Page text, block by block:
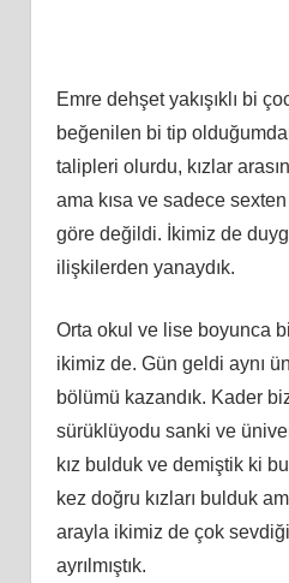
Emre dehşet yakışıklı bi
beğenilen bi tip
talipleri olurdu, kızlar
ama kısa ve sadece
göre değildi. İkimiz de
ilişkilerden yanaydık.
Orta okul ve lise boyunca
ikimiz de. Gün geldi aynı
bölümü kazandık. Kader
sürüklüyodu sanki ve
kız bulduk ve demiştik ki
kez doğru kızları bulduk
arayla ikimiz de çok
ayrılmıştık.